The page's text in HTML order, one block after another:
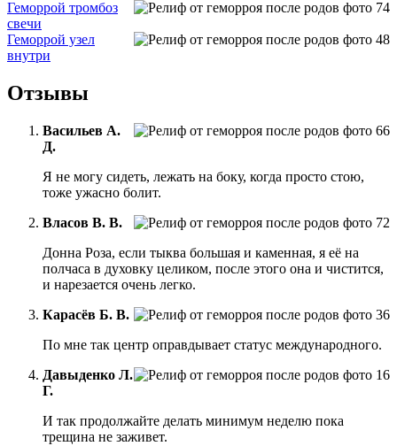
Геморрой тромбоз
свечи
Геморрой узел
внутри
Отзывы
Васильев А.
Д.
Я не могу сидеть, лежать на боку, когда просто стою,
тоже ужасно болит.
Власов В. В.
Донна Роза, если тыква большая и каменная, я её на
полчаса в духовку целиком, после этого она и чистится,
и нарезается очень легко.
Карасёв Б. В.
По мне так центр оправдывает статус международного.
Давыденко Л.
Г.
И так продолжайте делать минимум неделю пока
трещина не заживет.